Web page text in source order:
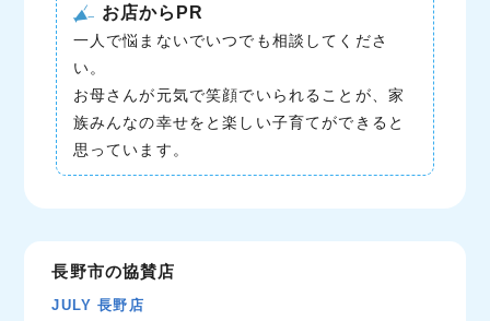
お店からPR
一人で悩まないでいつでも相談してくださ
い。
お母さんが元気で笑顔でいられることが、家
族みんなの幸せをと楽しい子育てができると
思っています。
長野市の協賛店
JULY 長野店